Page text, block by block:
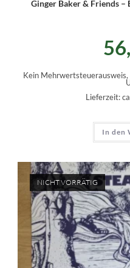
Ginger Baker & Friends –
Kein
Lieferzeit:
In den
NICHT VORRÄTIG